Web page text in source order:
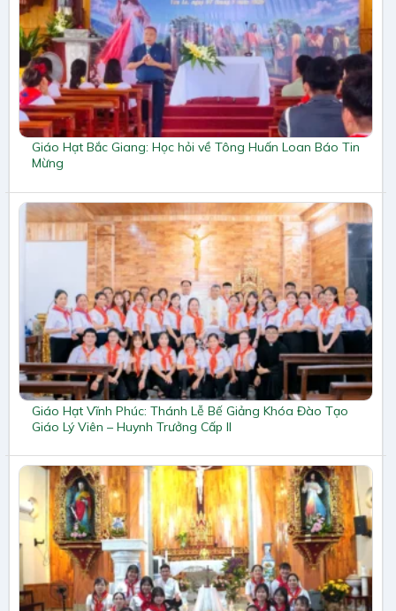
Giáo Hạt Bắc Giang: Học hỏi về Tông Huấn Loan Báo Tin
Mừng
Giáo Hạt Vĩnh Phúc: Thánh Lễ Bế Giảng Khóa Đào Tạo
Giáo Lý Viên – Huynh Trưởng Cấp II